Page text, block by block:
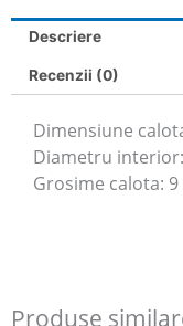
Descriere
Recenzii (0)
Dimensiune
Diametru
Grosime calota:
Produse